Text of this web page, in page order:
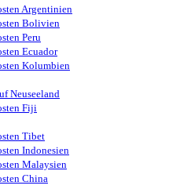
Argentinien
Bolivien
Peru
Ecuador
Kolumbien
Neuseeland
Fiji
Tibet
Indonesien
Malaysien
China